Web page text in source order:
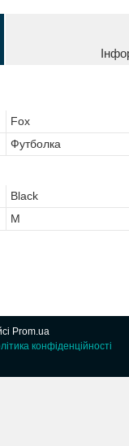
Fox
Футболка
Black
M
Prom.ua
конфіденційності